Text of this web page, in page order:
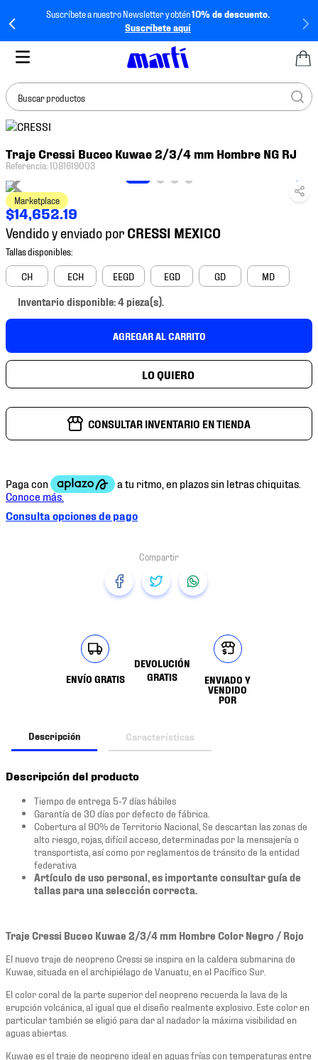
Suscríbete a nuestro Newsletter y obtén10% de descuento.
Suscríbete aquí
Buscar productos
Traje Cressi Buceo Kuwae 2/3/4 mm Hombre NG RJ
Referencia:1081619003
Marketplace
$14,652.19
Vendido y enviado por
CH ECH EEGD EGD GD MD
Inventario disponible: 4 pieza(s).
AGREGAR AL CARRITO
CONSULTAR INVENTARIO EN TIENDA
Consulta opciones de pago
ENVÍO GRATIS
DEVOLUCIÓN
GRATIS
ENVIADO Y
VENDIDO
POR
Descripción Características
Descripción del producto
Tiempo de entrega 5-7 días hábiles
Garantía de 30 días por defecto de fábrica.
Cobertura al 90% de Territorio Nacional, Se descartan las zonas de
alto riesgo, rojas, difícil acceso, determinadas por la mensajería o
transportista, así como por reglamentos de tránsito de la entidad
federativa
Artículo de uso personal, es importante consultar guía de
tallas para una selección correcta.
Traje Cressi Buceo Kuwae 2/3/4 mm Hombre Color Negro / Rojo
El nuevo traje de neopreno Cressi se inspira en la caldera submarina de
Kuwae, situada en el archipiélago de Vanuatu, en el Pacífico Sur.
El color coral de la parte superior del neopreno recuerda la lava de la
erupción volcánica, al igual que el diseño realmente explosivo. Este color en
particular también se eligió para dar al nadador la máxima visibilidad en
aguas abiertas.
Kuwae es el traje de neopreno ideal en aguas frías con temperaturas entre
BUSCADOS
2.
tenis hombre
tenis
4.
tenis futbol
.
6.
mochila
8.
chivas